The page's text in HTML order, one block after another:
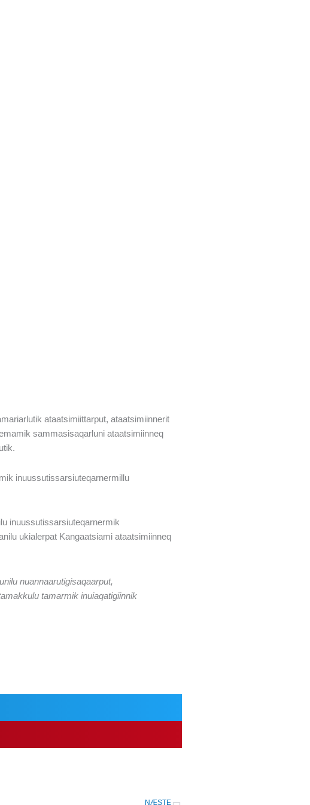
ataatsimiittarput, ataatsimiinnerit
sammasisaqarluni ataatsimiinneq
inuussutissarsiuteqarnermillu
inuussutissarsiuteqarnermik
ukialerpat Kangaatsiami ataatsimiinneq
nuannaarutigisaqaarput,
tamarmik inuiaqatigiinnik
NÆSTE